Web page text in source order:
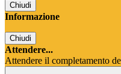
Chiudi
Informazione
Chiudi
Attendere...
Attendere il completamento